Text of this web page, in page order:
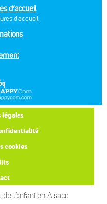
d’accueil
d’accueil
légales
cookies
de l’enfant en Alsace